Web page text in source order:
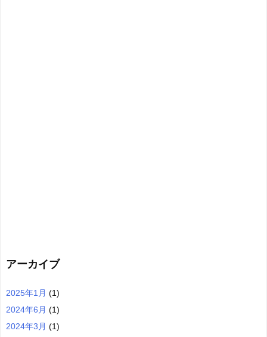
アーカイブ
2025年1月 (1)
2024年6月 (1)
2024年3月 (1)